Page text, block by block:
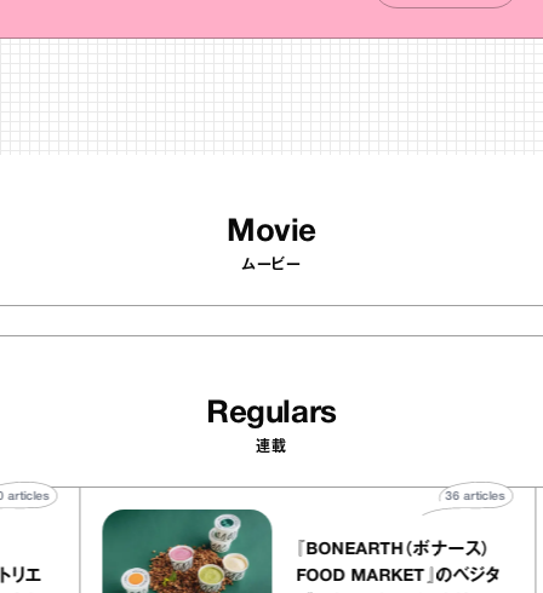
Movie
ムービー
Regulars
連載
リー アトリエ
『BONEARTH（ボナー
FOOD MARKET』の